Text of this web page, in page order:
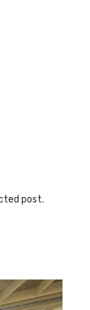
post.